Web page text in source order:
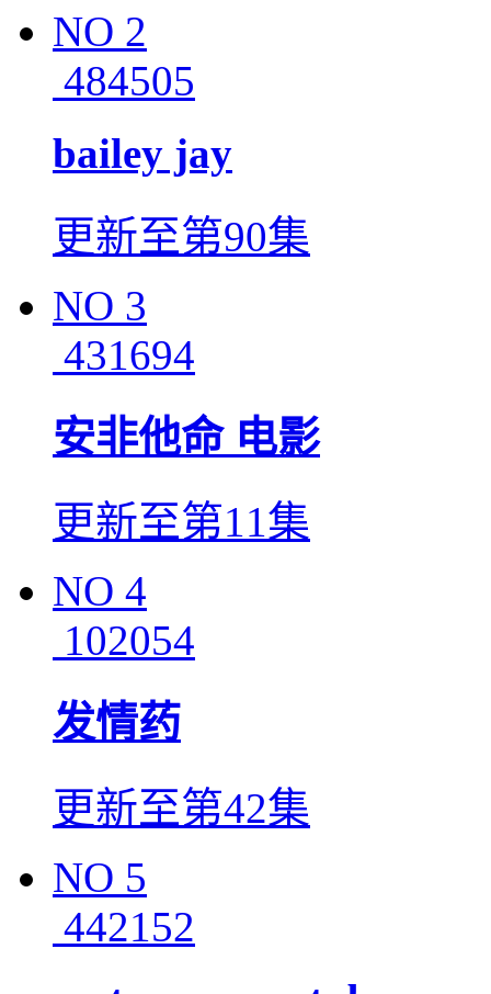
NO 2
484505
bailey jay
更新至第90集
NO 3
431694
安非他命 电影
更新至第11集
NO 4
102054
发情药
更新至第42集
NO 5
442152